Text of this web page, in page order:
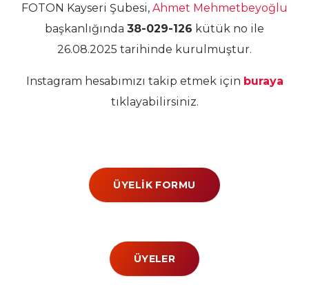
FOTON Kayseri Şubesi, Ahmet Mehmetbeyoğlu
başkanlığında 38-029-126 kütük no ile
26.08.2025 tarihinde kurulmuştur.
Instagram hesabımızı takip etmek için buraya
tıklayabilirsiniz.
ÜYELIK FORMU
ÜYELER